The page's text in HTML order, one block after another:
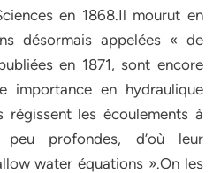
en 1868.Il mourut en
désormais appelées « de
en 1871, sont encore
importance en hydraulique
régissent les écoulements à
profondes, d’où leur
water équations ».On les